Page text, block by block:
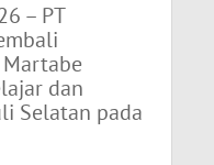
– PT
dan
Selatan pada